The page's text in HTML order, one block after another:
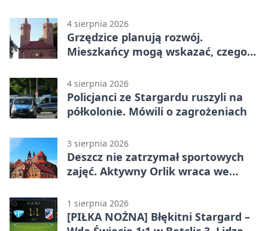
4 sierpnia 2026
Grzędzice planują rozwój.
Mieszkańcy mogą wskazać, czego
4 sierpnia 2026
Policjanci ze Stargardu ruszyli na
półkolonie. Mówili o zagrożeniach
3 sierpnia 2026
Deszcz nie zatrzymał sportowych
zajęć. Aktywny Orlik wraca we
1 sierpnia 2026
[PIŁKA NOŻNA] Błękitni Stargard –